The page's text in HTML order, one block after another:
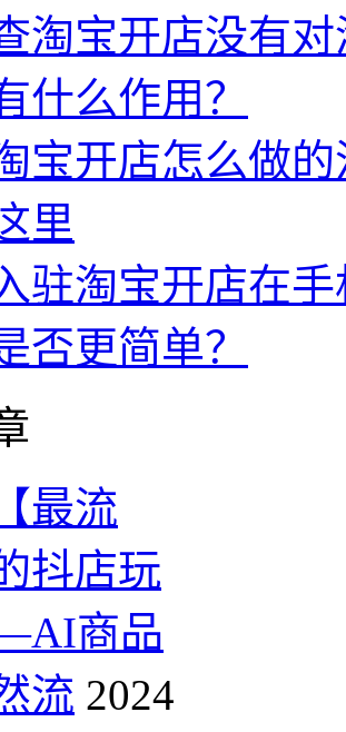
淘宝开店没有
什么作用？
宝开店怎么做
里
驻淘宝开店在
否更简单？
最流
抖店玩
商品
流 2024